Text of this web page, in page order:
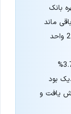
بانک
بانک مرکزی ژاپن نرخ بهره را 25 واحد
بانک انگلستان نرخ بهره را به 3.7%
بود
یافت و